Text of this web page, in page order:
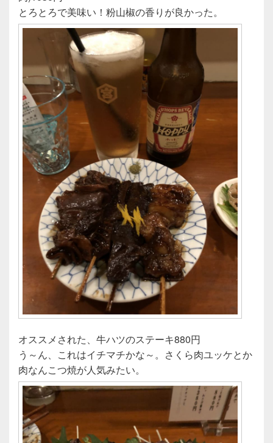
とろとろで美味い！粉山椒の香りが良かった。
オススメされた、牛ハツのステーキ880円
う～ん、これはイチマチかな～。さくら肉ユッケとか
肉なんこつ焼が人気みたい。